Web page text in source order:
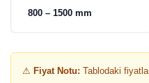
800 – 1500 mm
⚠ Fiyat Notu: Tablodaki